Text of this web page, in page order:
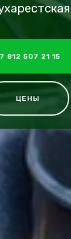
812 507 21 15
ЦЕНЫ